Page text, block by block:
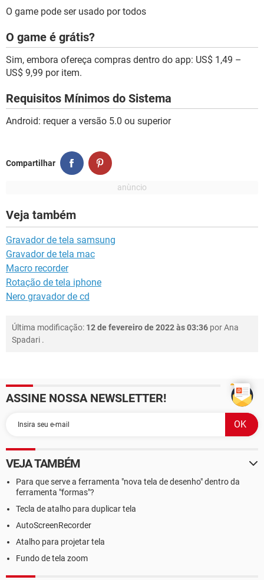
O game pode ser usado por todos
O game é grátis?
Sim, embora ofereça compras dentro do app: US$ 1,49 –
US$ 9,99 por item.
Requisitos Mínimos do Sistema
Android: requer a versão 5.0 ou superior
Compartilhar
Veja também
Gravador de tela samsung
Gravador de tela mac
Macro recorder
Rotação de tela iphone
Nero gravador de cd
Última modificação: 12 de fevereiro de 2022 às 03:36 porAna
Spadari .
ASSINE NOSSA NEWSLETTER!
VEJA TAMBÉM
Para que serve a ferramenta "nova tela de desenho" dentro da
ferramenta "formas"?
Tecla de atalho para duplicar tela
AutoScreenRecorder
Atalho para projetar tela
Fundo de tela zoom